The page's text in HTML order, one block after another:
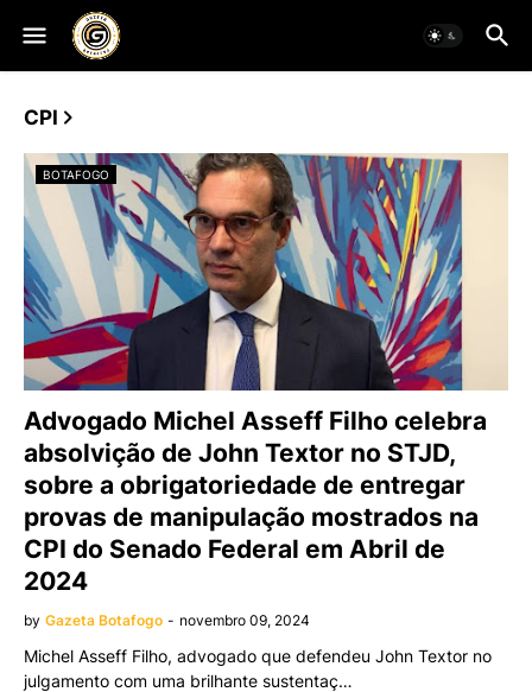
CPI
BOTAFOGO
Advogado Michel Asseff Filho celebra
absolvição de John Textor no STJD,
sobre a obrigatoriedade de entregar
provas de manipulação mostrados na
CPI do Senado Federal em Abril de
2024
by Gazeta Botafogo - novembro 09, 2024
Michel Asseff Filho, advogado que defendeu John Textor no
julgamento com uma brilhante sustentaç…